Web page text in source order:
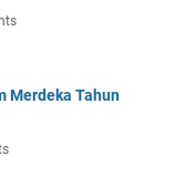
Merdeka Tahun